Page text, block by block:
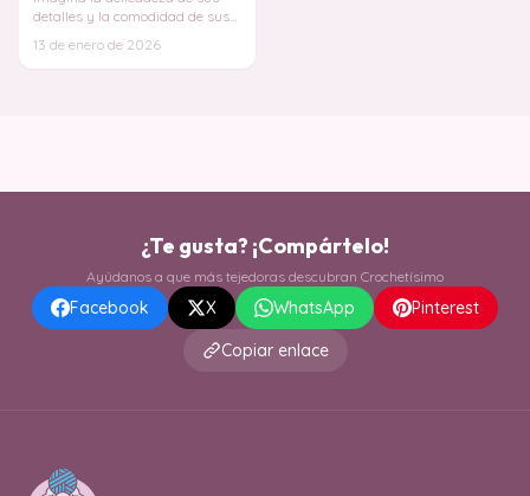
detalles y la comodidad de sus
tus propi
13 de enero de 2026
¿Te gusta? ¡Compártelo!
Ayúdanos a que más tejedoras descubran Crochetísimo
Facebook X WhatsApp
Pinterest
Copiar enlace